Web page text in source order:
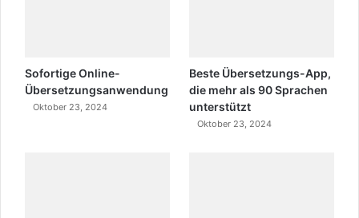
Sofortige Online-
Übersetzungsanwendung
Oktober 23, 2024
Beste Übersetzungs-App,
die mehr als 90 Sprachen
unterstützt
Oktober 23, 2024